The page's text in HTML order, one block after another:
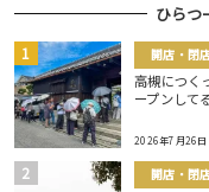
ひらつ
開店・閉
高槻につく
ープンして
2026年7月26日
開店・閉